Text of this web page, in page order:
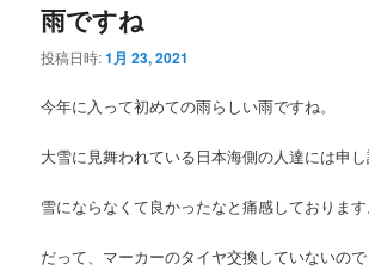
雨ですね
投稿日時:1月 23, 2021
今年に入って初めての雨らしい雨ですね。
大雪に見舞われている日本海側の人達には申し
雪にならなくて良かったなと痛感しております
だって、マーカーのタイヤ交換していないので